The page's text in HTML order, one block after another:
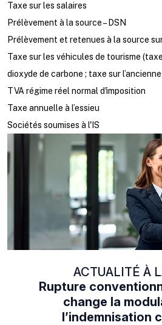
Taxe sur les salaires
Prélèvement à la source – DSN
Prélèvement et retenues à la source
Taxe sur les véhicules de tourisme
dioxyde de carbone ; taxe sur
TVA régime réel normal d'imposition
Taxe annuelle à l’essieu
Sociétés soumises à l'IS
ACTUALITÉ À
Rupture
change la
l’indemnisation